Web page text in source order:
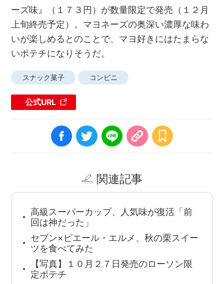
ーズ味』（１７３円）が数量限定で発売（１２月
上旬終売予定）。マヨネーズの奥深い濃厚な味わ
いが楽しめるとのことで、マヨ好きにはたまらな
いポテチになりそうだ。
スナック菓子 コンビニ
公式URL
関連記事
高級スーパーカップ、人気味が復活「前
回は神だった」
セブン×ピエール・エルメ、秋の栗スイー
ツを食べてみた
【写真】１０月２７日発売のローソン限
定ポテチ